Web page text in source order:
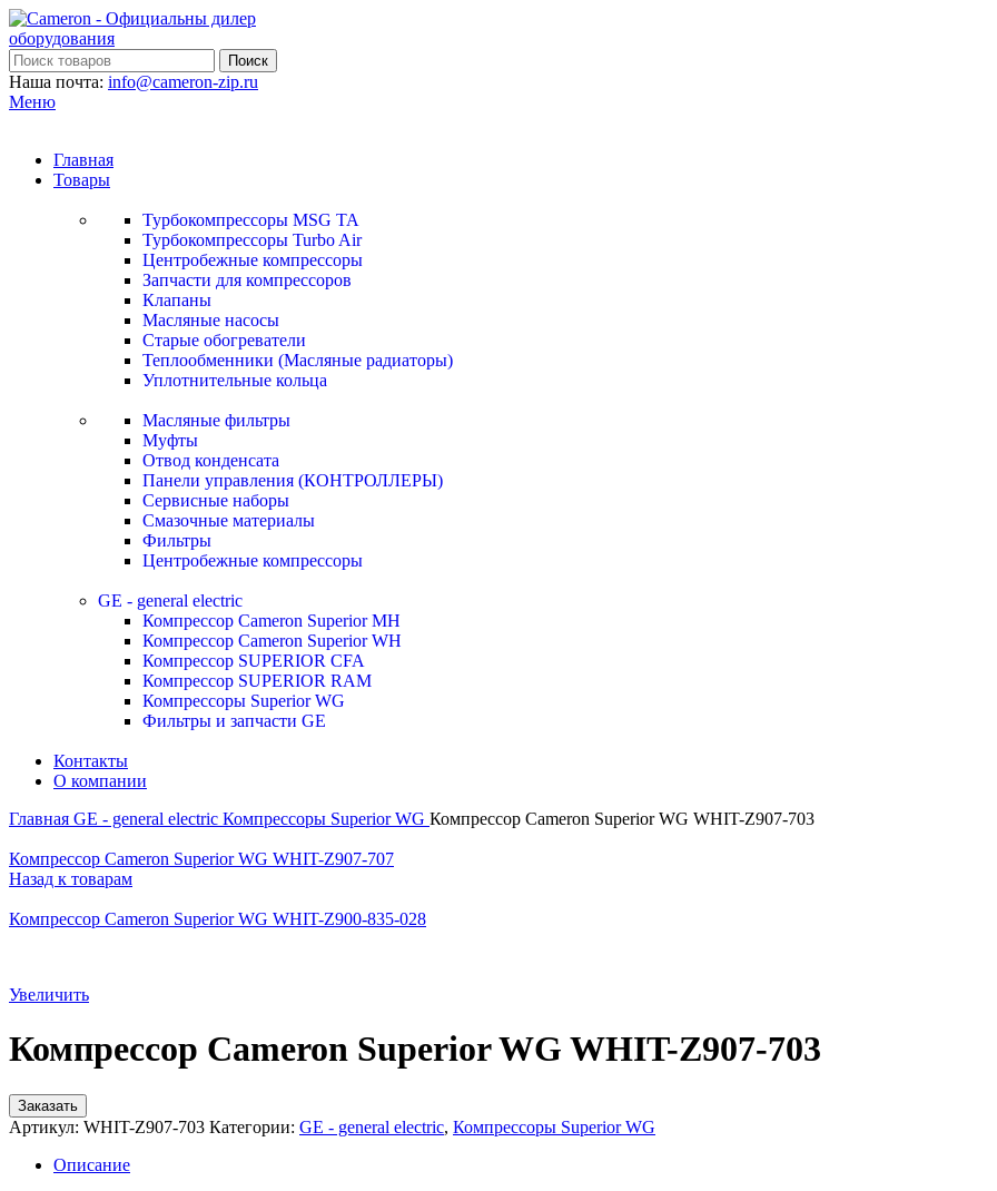
Поиск
Наша почта: info@cameron-zip.ru
Меню
Главная
Товары
Турбокомпрессоры MSG TA
Турбокомпрессоры Turbo Air
Центробежные компрессоры
Запчасти для компрессоров
Клапаны
Масляные насосы
Старые обогреватели
Теплообменники (Масляные радиаторы)
Уплотнительные кольца
Масляные фильтры
Муфты
Отвод конденсата
Панели управления (КОНТРОЛЛЕРЫ)
Сервисные наборы
Смазочные материалы
Фильтры
Центробежные компрессоры
GE - general electric
Компрессор Cameron Superior MH
Компрессор Cameron Superior WH
Компрессор SUPERIOR CFA
Компрессор SUPERIOR RAM
Компрессоры Superior WG
Фильтры и запчасти GE
Контакты
О компании
Главная GE - general electric Компрессоры Superior WG Компрессор Cameron Superior WG WHIT-Z907-703
Компрессор Cameron Superior WG WHIT-Z907-707
Назад к товарам
Компрессор Cameron Superior WG WHIT-Z900-835-028
Увеличить
Компрессор Cameron Superior WG WHIT-Z907-703
Заказать
Артикул: WHIT-Z907-703 Категории: GE - general electric, Компрессоры Superior WG
Описание